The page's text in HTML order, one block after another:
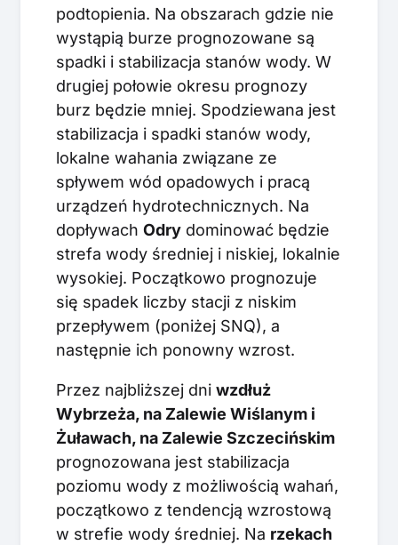
podtopienia. Na obszarach gdzie nie
wystąpią burze prognozowane są
spadki i stabilizacja stanów wody. W
drugiej połowie okresu prognozy
burz będzie mniej. Spodziewana jest
stabilizacja i spadki stanów wody,
lokalne wahania związane ze
spływem wód opadowych i pracą
urządzeń hydrotechnicznych. Na
dopływach Odry dominować będzie
strefa wody średniej i niskiej, lokalnie
wysokiej. Początkowo prognozuje
się spadek liczby stacji z niskim
przepływem (poniżej SNQ), a
następnie ich ponowny wzrost.
Przez najbliższej dni wzdłuż
Wybrzeża, na Zalewie Wiślanym i
Żuławach, na Zalewie Szczecińskim
prognozowana jest stabilizacja
poziomu wody z możliwością wahań,
początkowo z tendencją wzrostową
w strefie wody średniej. Na rzekach